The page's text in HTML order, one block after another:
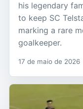
his legendary
to keep SC
marking a rare
goalkeeper.
17 de maio de 2026